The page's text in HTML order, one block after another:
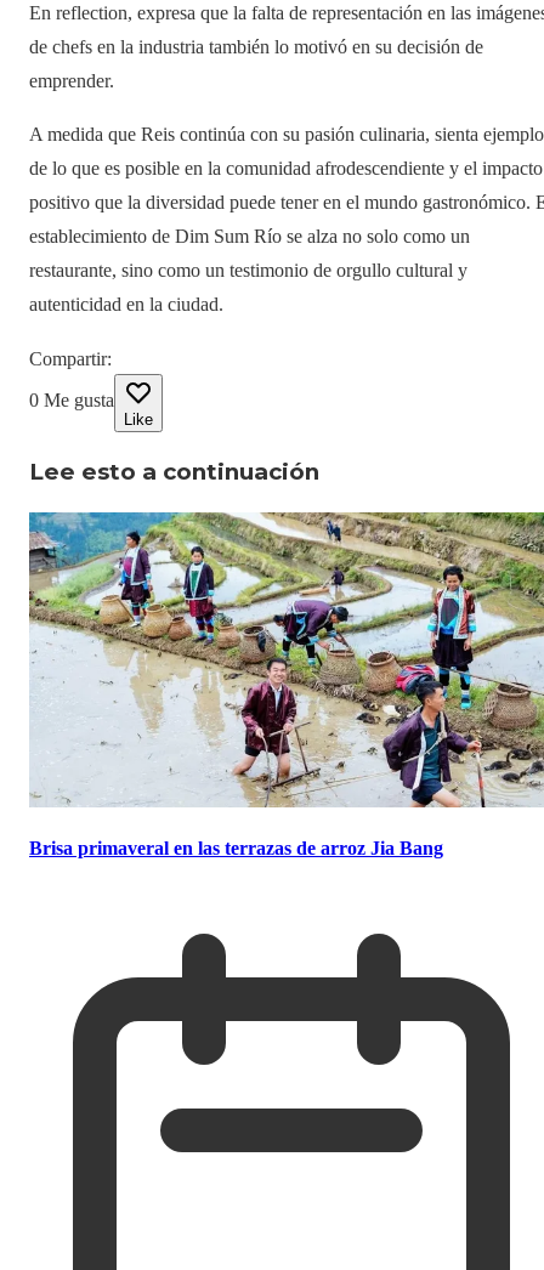
En reflection, expresa que la falta de representación en las
de chefs en la industria también lo motivó en su decisión de
emprender.
A medida que Reis continúa con su pasión culinaria, sienta
de lo que es posible en la comunidad afrodescendiente y el impacto
positivo que la diversidad puede tener en el mundo gastronómico.
establecimiento de Dim Sum Río se alza no solo como un
restaurante, sino como un testimonio de orgullo cultural y
autenticidad en la ciudad.
Compartir:
0 Me gusta
Like
Lee esto a continuación
Brisa primaveral en las terrazas de arroz Jia Bang